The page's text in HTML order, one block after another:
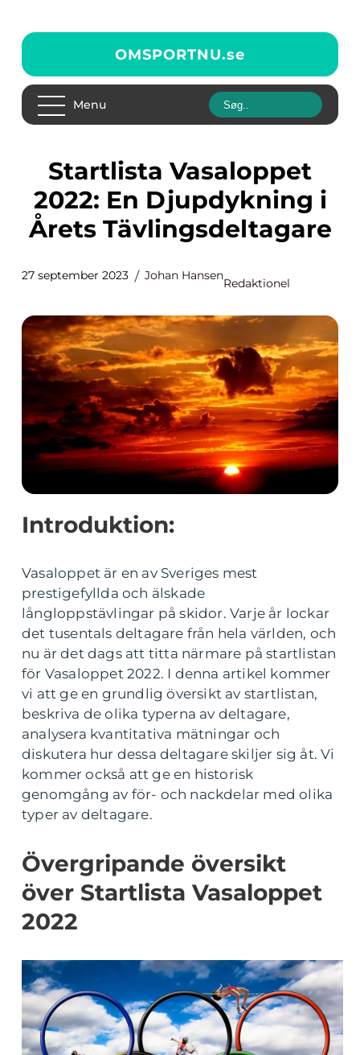
OMSPORTNU.se
Menu
Startlista Vasaloppet
2022: En Djupdykning i
Årets Tävlingsdeltagare
27 september 2023 Johan Hansen
Redaktionel
Introduktion:
Vasaloppet är en av Sveriges mest
prestigefyllda och älskade
långloppstävlingar på skidor. Varje år lockar
det tusentals deltagare från hela världen, och
nu är det dags att titta närmare på startlistan
för Vasaloppet 2022. I denna artikel kommer
vi att ge en grundlig översikt av startlistan,
beskriva de olika typerna av deltagare,
analysera kvantitativa mätningar och
diskutera hur dessa deltagare skiljer sig åt. Vi
kommer också att ge en historisk
genomgång av för- och nackdelar med olika
typer av deltagare.
Övergripande översikt
över Startlista Vasaloppet
2022